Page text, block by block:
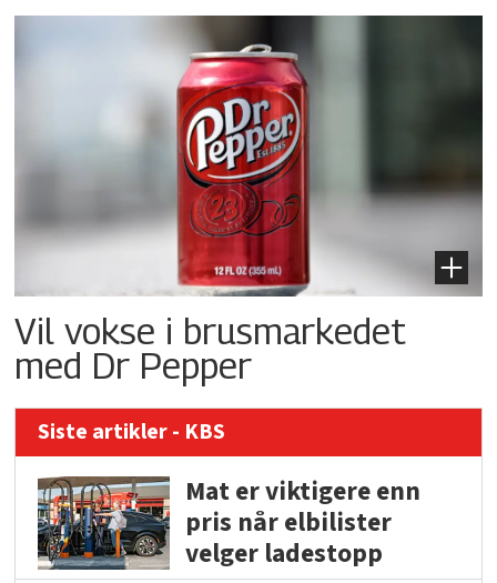
Vil vokse i brusmarkedet
med Dr Pepper
Siste artikler - KBS
Mat er viktigere enn
pris når elbilister
velger ladestopp